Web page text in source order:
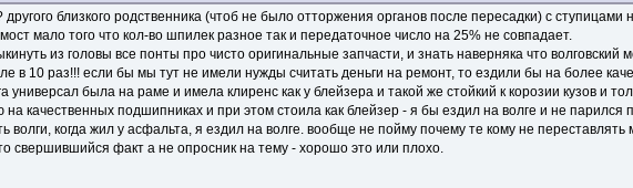
другого близкого родственника (чтоб не было отторжения органов после пересадки) с
мало того что кол-во шпилек разное так и передаточное число на 25% не совпадает.
из головы все понты про чисто оригинальные запчасти, и знать наверняка что волговский
в 10 раз!!! если бы мы тут не имели нужды считать деньги на ремонт, то ездили бы на более
универсал была на раме и имела клиренс как у блейзера и такой же стойкий к корозии кузов и
на качественных подшипниках и при этом стоила как блейзер - я бы ездил на волге и не
волги, когда жил у асфальта, я ездил на волге. вообще не пойму почему те кому не
свершившийся факт а не опросник на тему - хорошо это или плохо.